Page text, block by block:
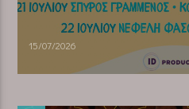
15/07/2026